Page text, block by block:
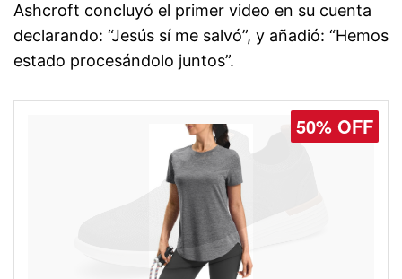
Ashcroft concluyó el primer video en su cuenta
declarando: “Jesús sí me salvó”, y añadió: “Hemos
estado procesándolo juntos”.
50% OFF
50% OFF